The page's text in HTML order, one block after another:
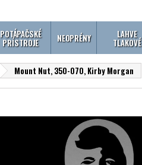
POTÁPAČSKÉ
PRÍSTROJE NEOPRÉNY LAHVE
TLAKOVÉ
Mount Nut, 350-070, Kirby Morgan